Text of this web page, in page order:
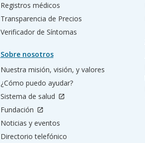
Registros médicos
Transparencia de Precios
Verificador de Síntomas
Sobre nosotros
Nuestra misión, visión, y valores
¿Cómo puedo ayudar?
Sistema de salud
Fundación
Noticias y eventos
Directorio telefónico